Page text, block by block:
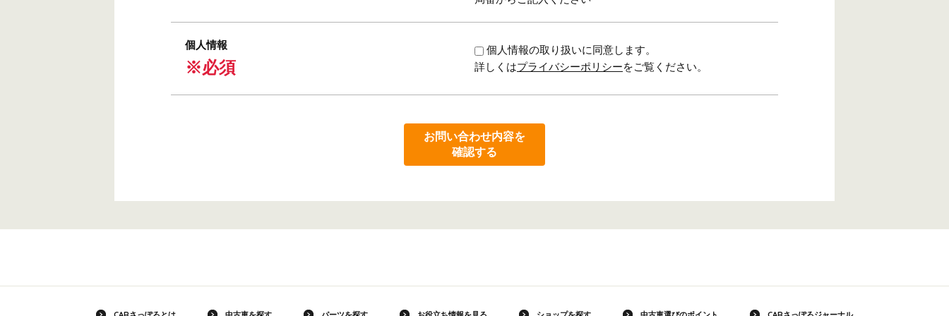
個人情報
※必須
個人情報の取り扱いに同意します。
詳しくはプライバシーポリシーをご覧ください。
お問い合わせ内容を
確認する